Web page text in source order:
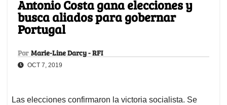
Antonio Costa gana elecciones y
busca aliados para gobernar
Portugal
Por Marie-Line Darcy - RFI
OCT 7, 2019
Las elecciones confirmaron la victoria socialista. Se